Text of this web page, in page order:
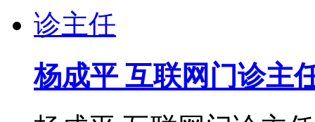
杨成平 互联网门诊主